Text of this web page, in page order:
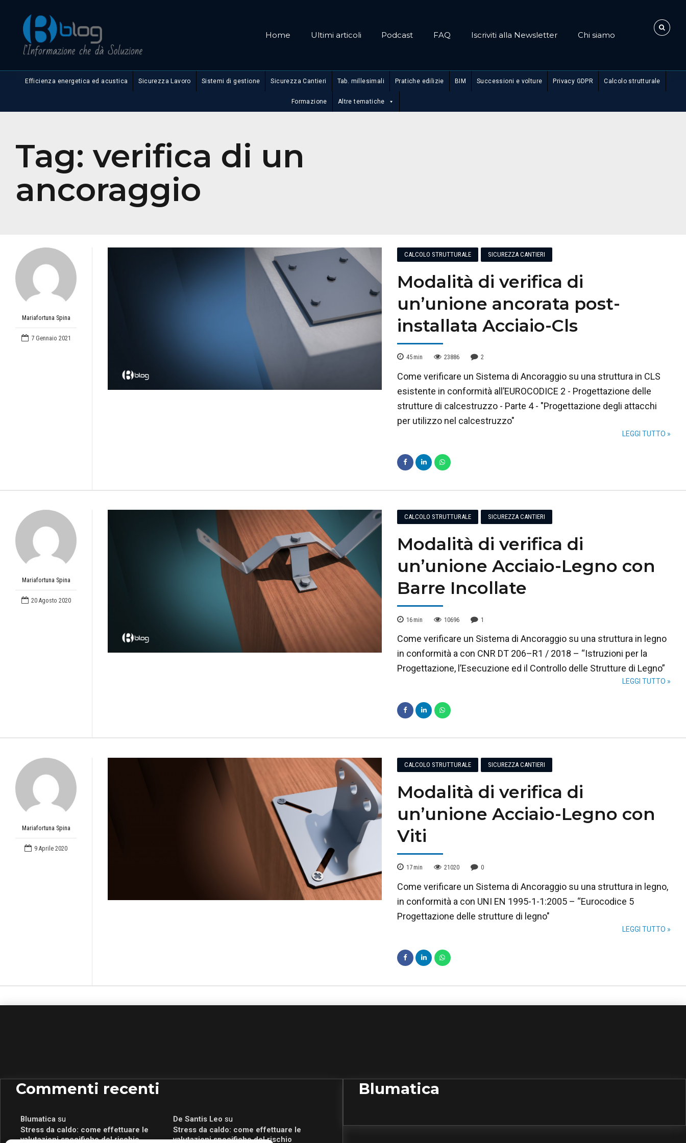
Home Ultimi articoli Podcast FAQ Iscriviti alla Newsletter Chi siamo
Efficienza energetica ed acustica Sicurezza Lavoro Sistemi di gestione Sicurezza Cantieri Tab. millesimali Pratiche edilizie BIM Successioni e volture Privacy GDPR Calcolo strutturale
Formazione Altre tematiche
Tag:verifica di un
ancoraggio
Mariafortuna Spina
7 Gennaio 2021
CALCOLO STRUTTURALE SICUREZZA CANTIERI
Modalità di verifica di
un’unione ancorata post-
installata Acciaio-Cls
45 min 23886 2
Come verificare un Sistema di Ancoraggio su una struttura in CLS
esistente in conformità all’EUROCODICE 2 - Progettazione delle
strutture di calcestruzzo - Parte 4 - "Progettazione degli attacchi
per utilizzo nel calcestruzzo"
LEGGI TUTTO »
Mariafortuna Spina
20 Agosto 2020
CALCOLO STRUTTURALE SICUREZZA CANTIERI
Modalità di verifica di
un’unione Acciaio-Legno con
Barre Incollate
16 min 10696 1
Come verificare un Sistema di Ancoraggio su una struttura in legno
in conformità a con CNR DT 206–R1 / 2018 – “Istruzioni per la
Progettazione, l’Esecuzione ed il Controllo delle Strutture di Legno”
LEGGI TUTTO »
Mariafortuna Spina
9 Aprile 2020
CALCOLO STRUTTURALE SICUREZZA CANTIERI
Modalità di verifica di
un’unione Acciaio-Legno con
Viti
17 min 21020 0
Come verificare un Sistema di Ancoraggio su una struttura in legno,
in conformità a con UNI EN 1995-1-1:2005 – “Eurocodice 5
Progettazione delle strutture di legno"
LEGGI TUTTO »
Commenti recenti
Blumaticasu
Stress da caldo: come effettuare le
valutazioni specifiche del rischio
De Santis Leo su
Stress da caldo: come effettuare le
valutazioni specifiche del rischio
Blumatica